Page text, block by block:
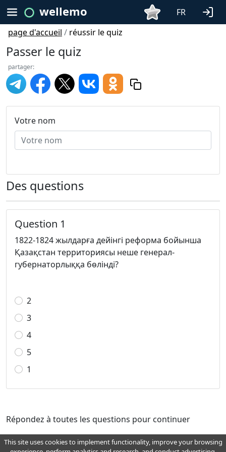
wellemo
FR
page d'accueil / réussir le quiz
Passer le quiz
partager:
Votre nom
Des questions
Question 1
1822-1824 жылдарға дейінгі реформа бойынша
Қазақстан территориясы неше генерал-
губернаторлыққа бөлінді?
2
3
4
5
1
Répondez à toutes les questions pour continuer
This site uses cookies to implement functionality, improve your browsing